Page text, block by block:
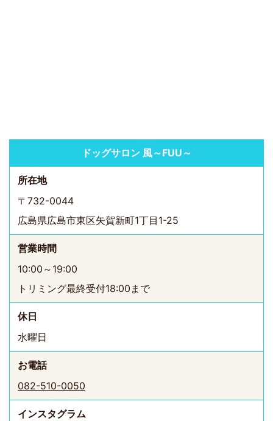
ドッグサロン 風～FUU～
所在地
〒732-0044
広島県広島市東区矢賀新町1丁目1-25
営業時間
10:00～19:00
トリミング最終受付18:00まで
休日
水曜日
お電話
082-510-0050
インスタグラム